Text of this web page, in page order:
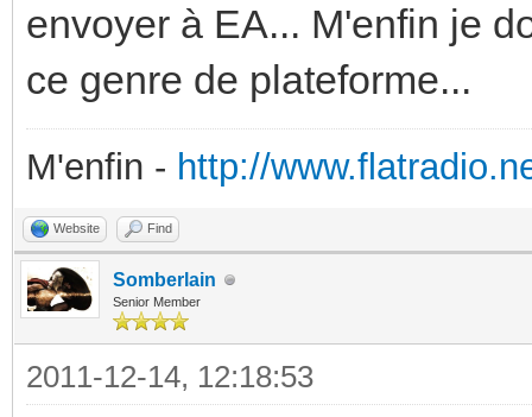
envoyer à EA... M'enfin je
ce genre de plateforme...
M'enfin - http://
Website Find
Somberlain
Senior Member
2011-12-14, 12:18:53